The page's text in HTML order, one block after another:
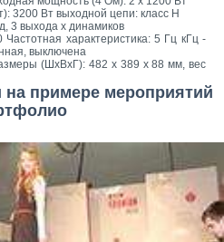
3200 Вт выходной цепи: класс H
3 выхода х динамиков
характеристика: 5 Гц кГц -
выключена
(ШxВxГ): 482 х 389 х 88 мм, вес
примере мероприятий